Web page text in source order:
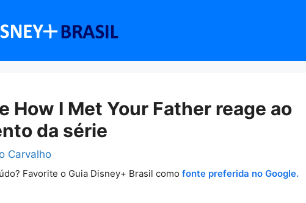
How I Met Your Father reage ao
da série
Carvalho
Favorite o Guia Disney+ Brasil como fonte preferida no Google.